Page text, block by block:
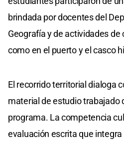
brindada por docentes del
Geografía y de actividades
como en el puerto y el casco
El recorrido territorial dialoga
material de estudio trabajado
programa. La competencia
evaluación escrita que